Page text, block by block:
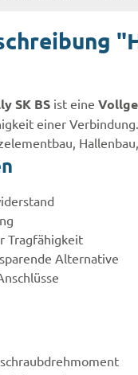
SK BS ist eine
einer
Tragfähigkeit
Alternative